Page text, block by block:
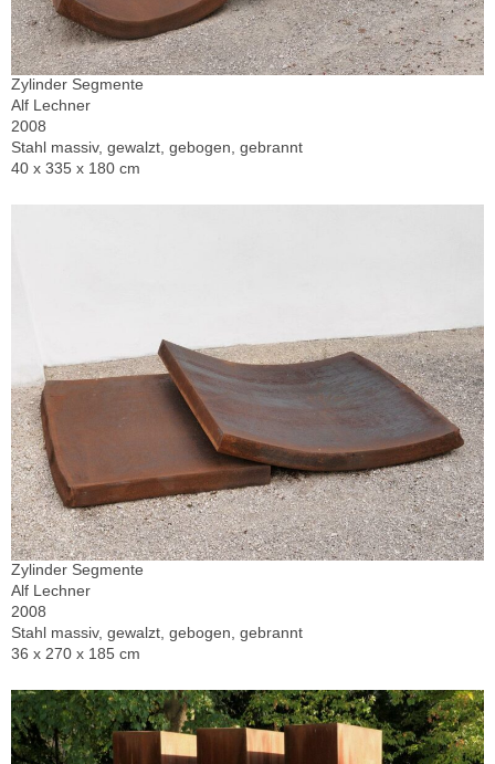
Zylinder Segmente
Alf Lechner
2008
Stahl massiv, gewalzt, gebogen, gebrannt
40 x 335 x 180 cm
Zylinder Segmente
Alf Lechner
2008
Stahl massiv, gewalzt, gebogen, gebrannt
36 x 270 x 185 cm